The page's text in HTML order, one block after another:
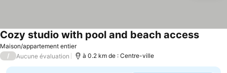
Maison/appartement entier
Cozy studio with pool and beach access
/ Aucune évaluation à 0.2 km de : Centre-ville